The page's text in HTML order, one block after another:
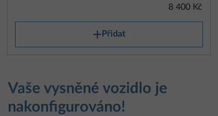
8 400 Kč
Přidat
Vaše vysněné vozidlo je
nakonfigurováno!